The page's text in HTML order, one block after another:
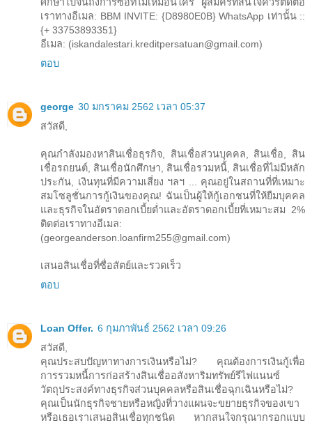
เราทางอีเมล: BBM INVITE: {D8980E0B} WhatsApp เท่านั้น ::
{+ 33753893351}
อีเมล: (iskandalestari.kreditpersatuan@gmail.com)
ตอบ
george 30 มกราคม 2562 เวลา 05:37
สวัสดี,
คุณกำลังมองหาสินเชื่อธุรกิจ, สินเชื่อส่วนบุคคล, สินเชื่อ, สิน
เชื่อรถยนต์, สินเชื่อนักศึกษา, สินเชื่อรวมหนี้, สินเชื่อที่ไม่มีหลัก
ประกัน, เงินทุนที่มีความเสี่ยง ฯลฯ ... คุณอยู่ในสถานที่ที่เหมาะ
สมโซลูชั่นการกู้เงินของคุณ! ฉันเป็นผู้ให้กู้เอกชนที่ให้ยืมบุคคล
และธุรกิจในอัตราดอกเบี้ยต่ำและอัตราดอกเบี้ยที่เหมาะสม 2%
ติดต่อเราทางอีเมล:
(georgeanderson.loanfirm255@gmail.com)
เสนอสินเชื่อที่ซื่อสัตย์และรวดเร็ว
ตอบ
Loan Offer. 6 กุมภาพันธ์ 2562 เวลา 09:26
สวัสดี,
คุณประสบปัญหาทางการเงินหรือไม่? คุณต้องการเงินกู้เพื่อ
การรวมหนี้การก่อสร้างสินเชื่ออสังหาริมทรัพย์รีไฟแนนซ์
วัตถุประสงค์ทางธุรกิจส่วนบุคคลหรือสินเชื่อฉุกเฉินหรือไม่?
คุณเป็นนักธุรกิจชายหรือหญิงที่วางแผนจะขยายธุรกิจของเขา
หรือเธอเราเสนอสินเชื่อทุกชนิด หากสนใจกรุณากรอกแบบ